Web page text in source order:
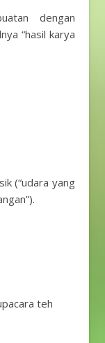
dengan
“hasil karya
(“udara yang
teh